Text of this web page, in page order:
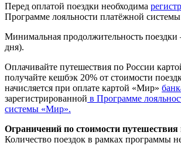
Перед оплатой поездки необходима
Программе лояльности платёжной
Минимальная продолжительность
дня).
Оплачивайте путешествия по России
получайте кешбэк 20% от стоимости
начисляется при оплате картой «Мир»
зарегистрированной в Программе
системы «Мир».
Ограничений по стоимости путешествия
Количество поездок в рамках программы